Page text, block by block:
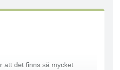
att det finns så mycket